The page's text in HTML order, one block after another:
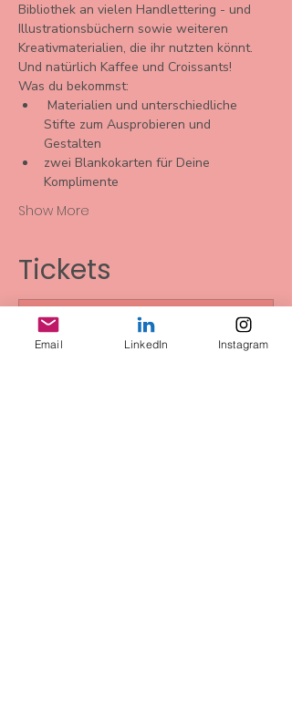
Bibliothek an vielen Handlettering - und
Illustrationsbüchern sowie weiteren
Kreativmaterialien, die ihr nutzten könnt.
Und natürlich Kaffee und Croissants!
Was du bekommst:
Materialien und unterschiedliche
Stifte zum Ausprobieren und
Gestalten
zwei Blankokarten für Deine
Komplimente
Show More
Tickets
Sale ended
Email LinkedIn Instagram